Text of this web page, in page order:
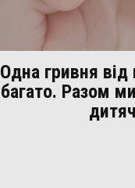
Одна гривня
багато. Разом